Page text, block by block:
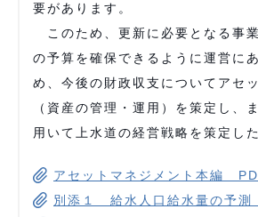
要があります。
このため、更新に必要となる事
の予算を確保できるように運営に
め、今後の財政収支についてアセ
（資産の管理・運用）を策定し、
用いて上水道の経営戦略を策定し
アセットマネジメント本編
別添１ 給水人口給水量の予